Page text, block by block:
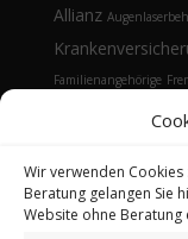
Wir verwenden
Beratung gelangen Sie
Website ohne
Allianz
Familienangehörige
Sonnenbrille
Öffnungsfenster